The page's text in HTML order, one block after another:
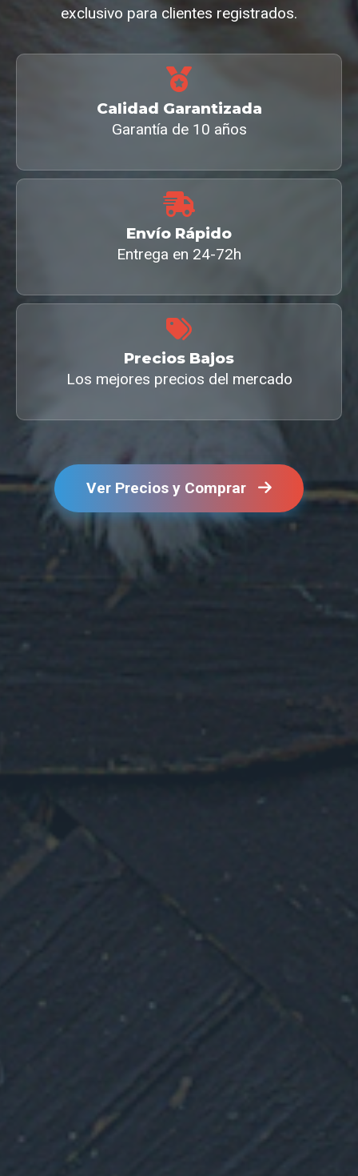
exclusivo para clientes registrados.
Calidad Garantizada
Garantía de 10 años
Envío Rápido
Entrega en 24-72h
Precios Bajos
Los mejores precios del mercado
Ver Precios y Comprar